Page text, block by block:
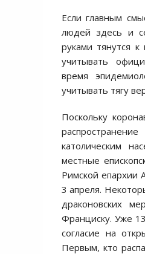
Если главным
людей здесь и
руками тянутся
учитывать
время
учитывать тягу
Поскольку
католическим
местные
Римской епархии
3 апреля.
драконовских
Франциску. Уже
согласие на
Первым, кто